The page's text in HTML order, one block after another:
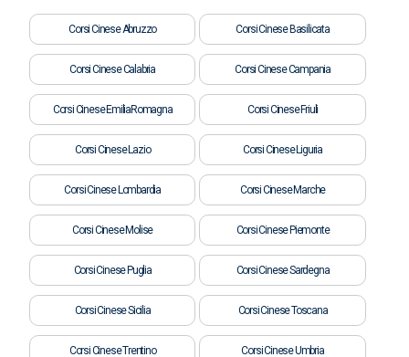
Corsi Cinese Abruzzo Corsi Cinese Basilicata
Corsi Cinese Calabria Corsi Cinese Campania
Corsi Cinese EmiliaRomagna Corsi Cinese Friuli
Corsi Cinese Lazio Corsi Cinese Liguria
Corsi Cinese Lombardia Corsi Cinese Marche
Corsi Cinese Molise Corsi Cinese Piemonte
Corsi Cinese Puglia Corsi Cinese Sardegna
Corsi Cinese Sicilia Corsi Cinese Toscana
Corsi Cinese Trentino Corsi Cinese Umbria